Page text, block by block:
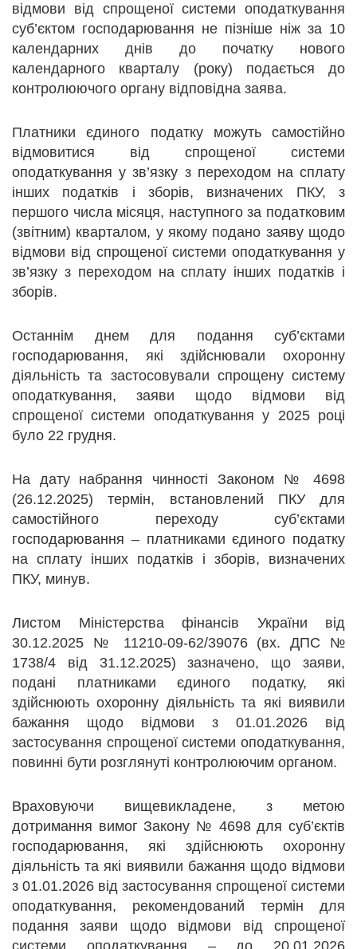
відмови від спрощеної системи оподаткування
суб’єктом господарювання не пізніше ніж за 10
календарних днів до початку нового
календарного кварталу (року) подається до
контролюючого органу відповідна заява.
Платники єдиного податку можуть самостійно
відмовитися від спрощеної системи
оподаткування у зв’язку з переходом на сплату
інших податків і зборів, визначених ПКУ, з
першого числа місяця, наступного за податковим
(звітним) кварталом, у якому подано заяву щодо
відмови від спрощеної системи оподаткування у
зв’язку з переходом на сплату інших податків і
зборів.
Останнім днем для подання суб’єктами
господарювання, які здійснювали охоронну
діяльність та застосовували спрощену систему
оподаткування, заяви щодо відмови від
спрощеної системи оподаткування у 2025 році
було 22 грудня.
На дату набрання чинності Законом № 4698
(26.12.2025) термін, встановлений ПКУ для
самостійного переходу суб’єктами
господарювання – платниками єдиного податку
на сплату інших податків і зборів, визначених
ПКУ, минув.
Листом Міністерства фінансів України від
30.12.2025 № 11210-09-62/39076 (вх. ДПС №
1738/4 від 31.12.2025) зазначено, що заяви,
подані платниками єдиного податку, які
здійснюють охоронну діяльність та які виявили
бажання щодо відмови з 01.01.2026 від
застосування спрощеної системи оподаткування,
повинні бути розглянуті контролюючим органом.
Враховуючи вищевикладене, з метою
дотримання вимог Закону № 4698 для суб’єктів
господарювання, які здійснюють охоронну
діяльність та які виявили бажання щодо відмови
з 01.01.2026 від застосування спрощеної системи
оподаткування, рекомендований термін для
подання заяви щодо відмови від спрощеної
системи оподаткування – до 20.01.2026